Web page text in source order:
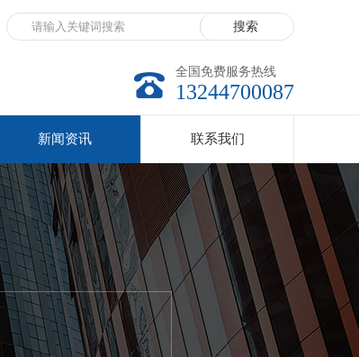
全国免费服务热线
13244700087
新闻资讯 联系我们